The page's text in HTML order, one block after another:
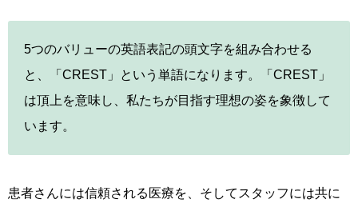
5つのバリューの英語表記の頭文字を組み合わせる
と、「CREST」という単語になります。「CREST」
は頂上を意味し、私たちが目指す理想の姿を象徴して
います。
患者さんには信頼される医療を、そしてスタッフには共に